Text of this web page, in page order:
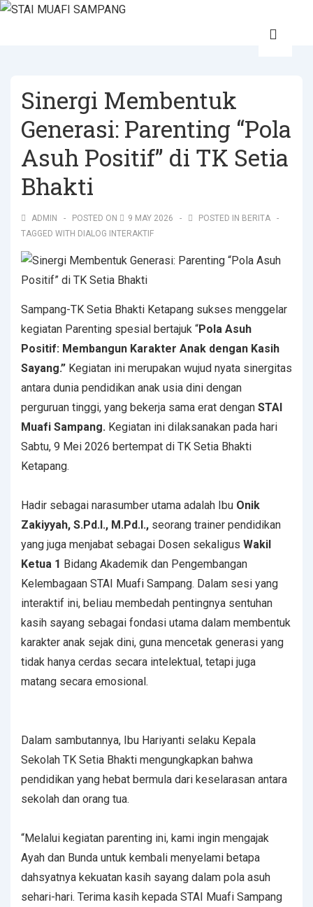
Sinergi Membentuk
Generasi: Parenting “Pola
Asuh Positif” di TK Setia
Bhakti
ADMIN POSTED ON 9 MAY 2026 POSTED IN BERITA
TAGGED WITH DIALOG INTERAKTIF
Sampang-TK Setia Bhakti Ketapang sukses menggelar
kegiatan Parenting spesial bertajuk “Pola Asuh
Positif: Membangun Karakter Anak dengan Kasih
Sayang.” Kegiatan ini merupakan wujud nyata sinergitas
antara dunia pendidikan anak usia dini dengan
perguruan tinggi, yang bekerja sama erat dengan STAI
Muafi Sampang. Kegiatan ini dilaksanakan pada hari
Sabtu, 9 Mei 2026 bertempat di TK Setia Bhakti
Ketapang.
Hadir sebagai narasumber utama adalah Ibu Onik
Zakiyyah, S.Pd.I., M.Pd.I., seorang trainer pendidikan
yang juga menjabat sebagai Dosen sekaligus Wakil
Ketua 1 Bidang Akademik dan Pengembangan
Kelembagaan STAI Muafi Sampang. Dalam sesi yang
interaktif ini, beliau membedah pentingnya sentuhan
kasih sayang sebagai fondasi utama dalam membentuk
karakter anak sejak dini, guna mencetak generasi yang
tidak hanya cerdas secara intelektual, tetapi juga
matang secara emosional.
Dalam sambutannya, Ibu Hariyanti selaku Kepala
Sekolah TK Setia Bhakti mengungkapkan bahwa
pendidikan yang hebat bermula dari keselarasan antara
sekolah dan orang tua.
“Melalui kegiatan parenting ini, kami ingin mengajak
Ayah dan Bunda untuk kembali menyelami betapa
dahsyatnya kekuatan kasih sayang dalam pola asuh
sehari-hari. Terima kasih kepada STAI Muafi Sampang